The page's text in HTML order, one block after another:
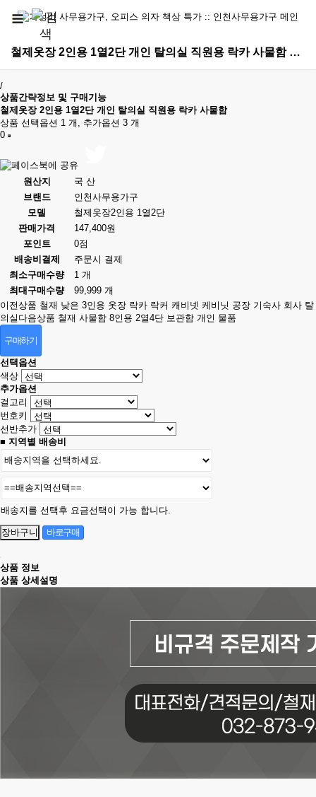
철제옷장 2인용 1열2단 개인 탈의실 직원용 락카 사물함 > 철제옷장/사물함
/
상품간략정보 및 구매기능
철제옷장 2인용 1열2단 개인 탈의실 직원용 락카 사물함
상품 선택옵션 1 개, 추가옵션 3 개
0
원산지
국 산
브랜드
인천사무용가구
모델
철제옷장2인용 1열2단
판매가격
147,400원
포인트
0점
배송비결제
주문시 결제
최소구매수량
1 개
최대구매수량
99,999 개
이전상품 철재 낮은 3인용 옷장 락카 락커 캐비넷 케비닛 공장 기숙사 회사 탈
의실 다음상품 철재 사물함 8인용 2열4단 보관함 개인 물품
구매하기
선택옵션
색상
추가옵션
걸고리
번호키
선반추가
■ 지역별 배송비
배송지를 선택후 요금선택이 가능 합니다.
상품 정보
상품 상세설명